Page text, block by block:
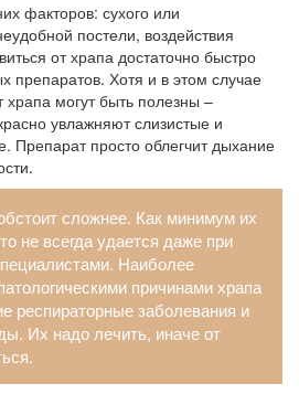
факторов: сухого или
постели, воздействия
от храпа достаточно быстро
препаратов. Хотя и в этом случае
храпа могут быть полезны –
увлажняют слизистые и
Препарат просто облегчит дыхание
сложнее. Как минимум их
не всегда удается даже при
Наиболее
причинами храпа
респираторные заболевания и
Их надо лечить, иначе от